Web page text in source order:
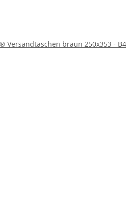
Bauweise, das sichere
Versandtaschen braun 250x353 - B4